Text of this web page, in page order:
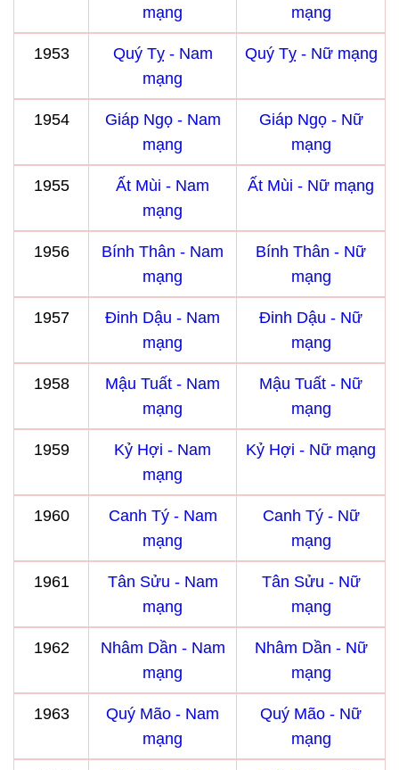
mạng
mạng
1953
Quý Tỵ - Nam
mạng
Quý Tỵ - Nữ mạng
1954
Giáp Ngọ - Nam
mạng
Giáp Ngọ - Nữ
mạng
1955
Ất Mùi - Nam
mạng
Ất Mùi - Nữ mạng
1956
Bính Thân - Nam
mạng
Bính Thân - Nữ
mạng
1957
Đinh Dậu - Nam
mạng
Đinh Dậu - Nữ
mạng
1958
Mậu Tuất - Nam
mạng
Mậu Tuất - Nữ
mạng
1959
Kỷ Hợi - Nam
mạng
Kỷ Hợi - Nữ mạng
1960
Canh Tý - Nam
mạng
Canh Tý - Nữ
mạng
1961
Tân Sửu - Nam
mạng
Tân Sửu - Nữ
mạng
1962
Nhâm Dần - Nam
mạng
Nhâm Dần - Nữ
mạng
1963
Quý Mão - Nam
mạng
Quý Mão - Nữ
mạng